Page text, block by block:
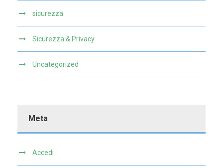
sicurezza
Sicurezza & Privacy
Uncategorized
Meta
Accedi